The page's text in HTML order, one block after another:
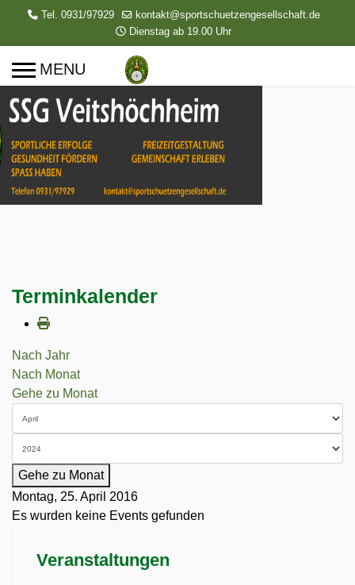
Tel. 0931/97929
kontakt@sportschuetzengesellschaft.de
Dienstag ab 19.00 Uhr
Terminkalender
Nach Jahr
Nach Monat
Gehe zu Monat
Gehe zu Monat
Montag, 25. April 2016
Es wurden keine Events gefunden
Veranstaltungen